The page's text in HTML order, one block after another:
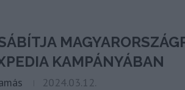
KAMPÁNYÁBAN
2024.03.12.